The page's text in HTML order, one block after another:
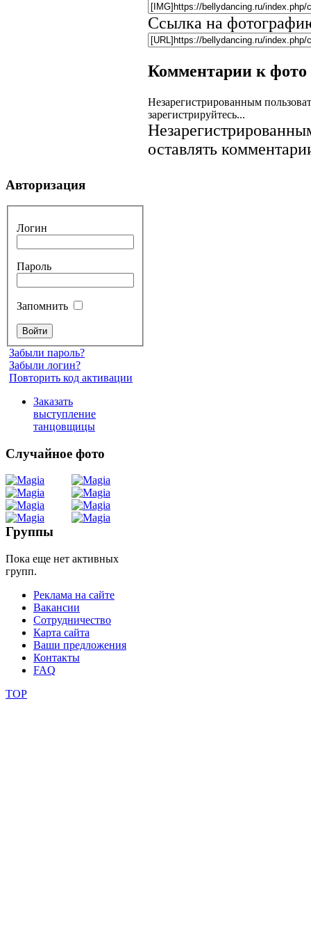
Ссылка на
Комментарии к фото
Незарегистрированным
зарегистрируйтесь...
оставлять
Авторизация
Логин
Пароль
Запомнить
Забыли пароль?
Забыли логин?
Повторить код активации
Заказать
выступление
танцовщицы
Случайное фото
Группы
Пока еще нет активных
групп.
Реклама на сайте
Вакансии
Сотрудничество
Карта сайта
Ваши предложения
Контакты
FAQ
TOP